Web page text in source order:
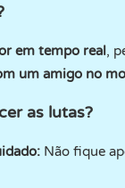
em tempo real,
um amigo no
as lutas?
Não fique